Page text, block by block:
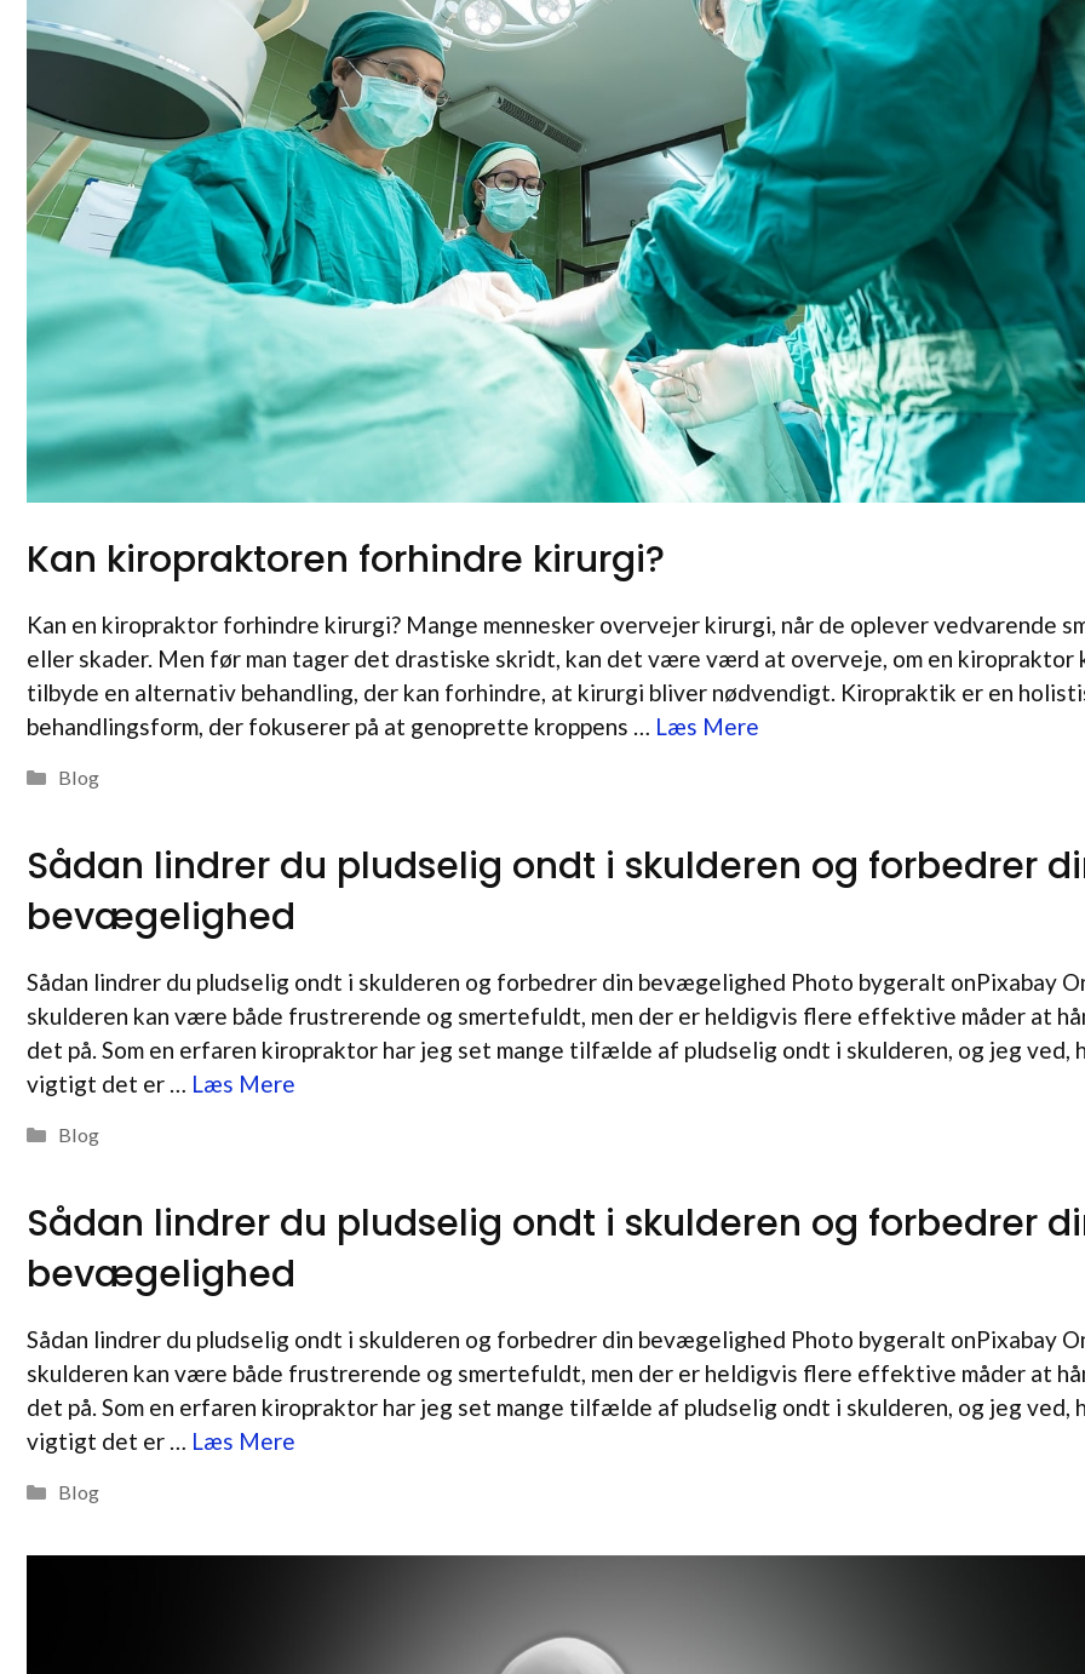
Kan kiropraktoren forhindre kirurgi?
Kan en kiropraktor forhindre kirurgi? Mange mennesker overvejer kirurgi, når de oplever vedvarende
eller skader. Men før man tager det drastiske skridt, kan det være værd at overveje, om en kiropraktor
tilbyde en alternativ behandling, der kan forhindre, at kirurgi bliver nødvendigt. Kiropraktik er en
behandlingsform, der fokuserer på at genoprette kroppens … Læs Mere
Kategorier
Blog
Sådan lindrer du pludselig ondt i skulderen og forbedrer
bevægelighed
Sådan lindrer du pludselig ondt i skulderen og forbedrer din bevægelighed Photo bygeralt onPixabay
skulderen kan være både frustrerende og smertefuldt, men der er heldigvis flere effektive måder at
det på. Som en erfaren kiropraktor har jeg set mange tilfælde af pludselig ondt i skulderen, og jeg ved,
vigtigt det er … Læs Mere
Kategorier
Blog
Sådan lindrer du pludselig ondt i skulderen og forbedrer
bevægelighed
Sådan lindrer du pludselig ondt i skulderen og forbedrer din bevægelighed Photo bygeralt onPixabay
skulderen kan være både frustrerende og smertefuldt, men der er heldigvis flere effektive måder at
det på. Som en erfaren kiropraktor har jeg set mange tilfælde af pludselig ondt i skulderen, og jeg ved,
vigtigt det er … Læs Mere
Kategorier
Blog